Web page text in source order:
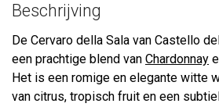
Beschrijving
De Cervaro della Sala van Castello
een prachtige blend van Chardonnay
Het is een romige en elegante witte
van citrus, tropisch fruit en een